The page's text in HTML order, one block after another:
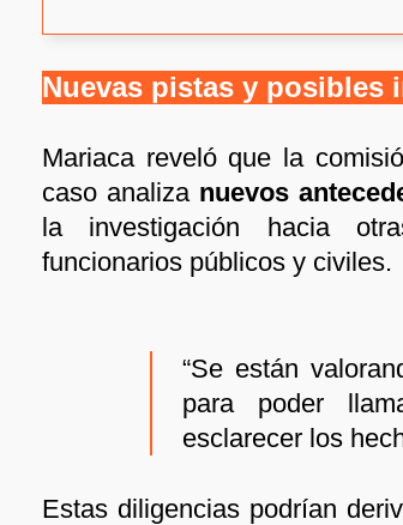
Nuevas pistas y posibles
Mariaca reveló que la
caso analiza nuevos
la investigación hacia
funcionarios públicos y civiles.
“Se están
para poder
esclarecer los
Estas diligencias podrían